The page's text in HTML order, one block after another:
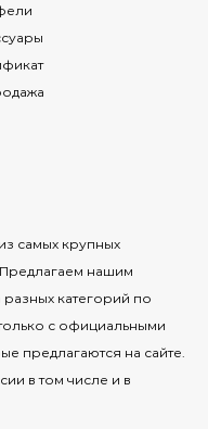
самых крупных
нашим
категорий по
с официальными
предлагаются на сайте.
в том числе и в